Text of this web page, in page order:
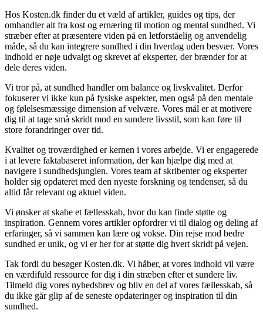
Hos Kosten.dk finder du et væld af artikler, guides og tips, der
omhandler alt fra kost og ernæring til motion og mental sundhed. Vi
stræber efter at præsentere viden på en letforståelig og anvendelig
måde, så du kan integrere sundhed i din hverdag uden besvær. Vores
indhold er nøje udvalgt og skrevet af eksperter, der brænder for at
dele deres viden.
Vi tror på, at sundhed handler om balance og livskvalitet. Derfor
fokuserer vi ikke kun på fysiske aspekter, men også på den mentale
og følelsesmæssige dimension af velvære. Vores mål er at motivere
dig til at tage små skridt mod en sundere livsstil, som kan føre til
store forandringer over tid.
Kvalitet og troværdighed er kernen i vores arbejde. Vi er engagerede
i at levere faktabaseret information, der kan hjælpe dig med at
navigere i sundhedsjunglen. Vores team af skribenter og eksperter
holder sig opdateret med den nyeste forskning og tendenser, så du
altid får relevant og aktuel viden.
Vi ønsker at skabe et fællesskab, hvor du kan finde støtte og
inspiration. Gennem vores artikler opfordrer vi til dialog og deling af
erfaringer, så vi sammen kan lære og vokse. Din rejse mod bedre
sundhed er unik, og vi er her for at støtte dig hvert skridt på vejen.
Tak fordi du besøger Kosten.dk. Vi håber, at vores indhold vil være
en værdifuld ressource for dig i din stræben efter et sundere liv.
Tilmeld dig vores nyhedsbrev og bliv en del af vores fællesskab, så
du ikke går glip af de seneste opdateringer og inspiration til din
sundhed.